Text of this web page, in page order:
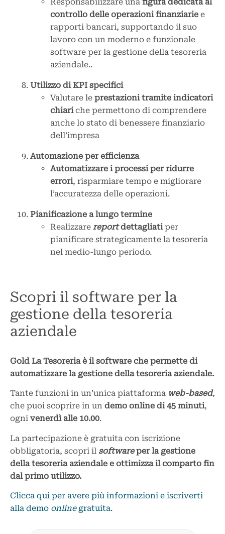
controllo delle operazioni finanziarie e
rapporti bancari, supportando il suo
lavoro con un moderno e funzionale
software per la gestione della tesoreria
aziendale..
Utilizzo di KPI specifici
Valutare le prestazioni tramite indicatori
chiariche permettono di comprendere
anche lo stato di benessere finanziario
dell’impresa
Automazione per efficienza
Automatizzare i processi per ridurre
errori, risparmiare tempo e migliorare
l’accuratezza delle operazioni.
Pianificazione a lungo termine
Realizzare report dettagliatiper
pianificare strategicamente la tesoreria
nel medio-lungo periodo.
Scopri il software per la
gestione della tesoreria
aziendale
Gold La Tesoreria è il software che permette di
automatizzare la gestione della tesoreria aziendale.
Tante funzioni in un’unica piattaforma web-based,
che puoi scoprire in un demo online di 45 minuti,
ogni venerdì alle 10.00.
La partecipazione è gratuita con iscrizione
obbligatoria, scopri il softwareper la gestione
della tesoreria aziendale e ottimizza il comparto fin
dal primo utilizzo.
Clicca qui per avere più informazioni e iscriverti
alla demo onlinegratuita.